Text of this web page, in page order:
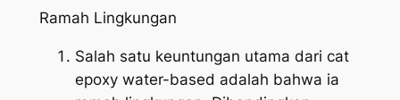
Ramah Lingkungan
Salah satu keuntungan utama dari cat
epoxy water-based adalah bahwa ia